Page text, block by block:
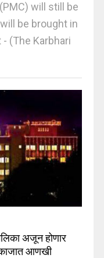
will still be
be brought in
(The Karbhari
अजून होणार
आणखी